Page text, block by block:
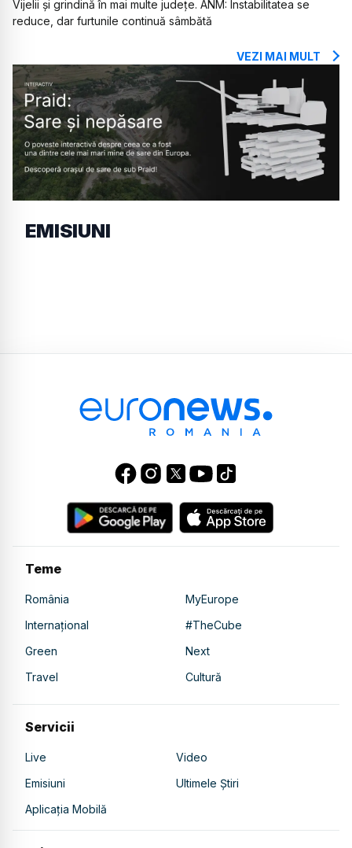
Vijelii și grindină în mai multe județe. ANM: Instabilitatea se
reduce, dar furtunile continuă sâmbătă
VEZI MAI MULT
EMISIUNI
Teme
România
MyEurope
Internațional
#TheCube
Green
Next
Travel
Cultură
Servicii
Live
Video
Emisiuni
Ultimele Știri
Aplicația Mobilă